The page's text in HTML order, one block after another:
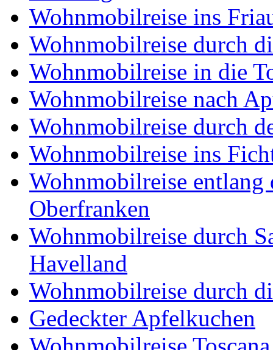
Wohnmobilreise ins
Wohnmobilreise durch
Wohnmobilreise in die
Wohnmobilreise nach
Wohnmobilreise durch
Wohnmobilreise ins
Wohnmobilreise
Oberfranken
Wohnmobilreise durch
Havelland
Wohnmobilreise durch
Gedeckter Apfelkuchen